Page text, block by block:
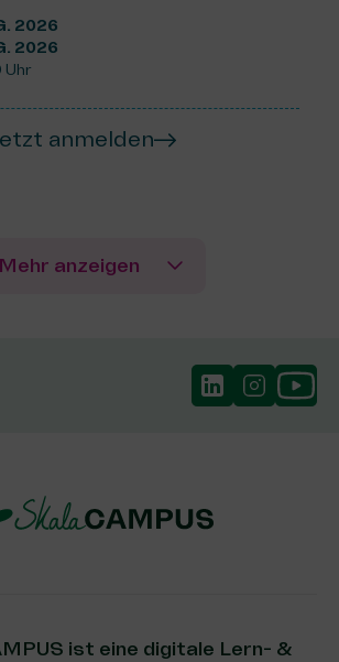
2026
2026
Uhr
anmelden
Mehr anzeigen
ist eine digitale Lern- &